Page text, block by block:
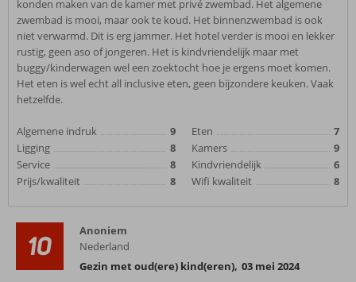
konden maken van de kamer met privé zwembad. Het algemene
zwembad is mooi, maar ook te koud. Het binnenzwembad is ook
niet verwarmd. Dit is erg jammer. Het hotel verder is mooi en lekker
rustig, geen aso of jongeren. Het is kindvriendelijk maar met
buggy/kinderwagen wel een zoektocht hoe je ergens moet komen.
Het eten is wel echt all inclusive eten, geen bijzondere keuken. Vaak
hetzelfde.
Algemene indruk
9
Ligging
8
Service
8
Prijs/kwaliteit
8
Eten
7
Kamers
9
Kindvriendelijk
6
Wifi kwaliteit
8
10
Anoniem
Nederland
Gezin met oud(ere) kind(eren), 03 mei 2024